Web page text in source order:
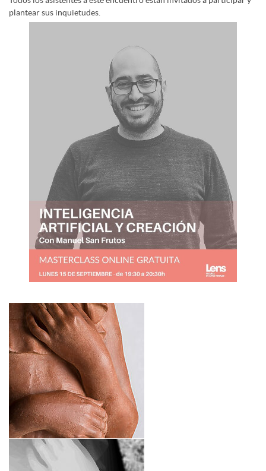
plantear sus inquietudes.